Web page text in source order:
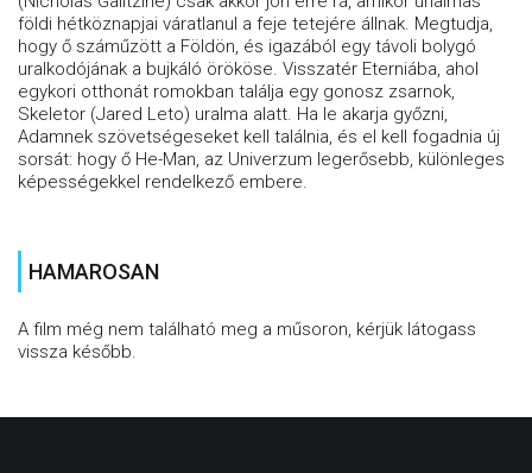
földi hétköznapjai váratlanul a feje tetejére állnak. Megtudja,
hogy ő száműzött a Földön, és igazából egy távoli bolygó
uralkodójának a bujkáló örököse. Visszatér Eterniába, ahol
egykori otthonát romokban találja egy gonosz zsarnok,
Skeletor (Jared Leto) uralma alatt. Ha le akarja győzni,
Adamnek szövetségeseket kell találnia, és el kell fogadnia új
sorsát: hogy ő He-Man, az Univerzum legerősebb, különleges
képességekkel rendelkező embere.
HAMAROSAN
A film még nem található meg a műsoron, kérjük látogass
vissza később.